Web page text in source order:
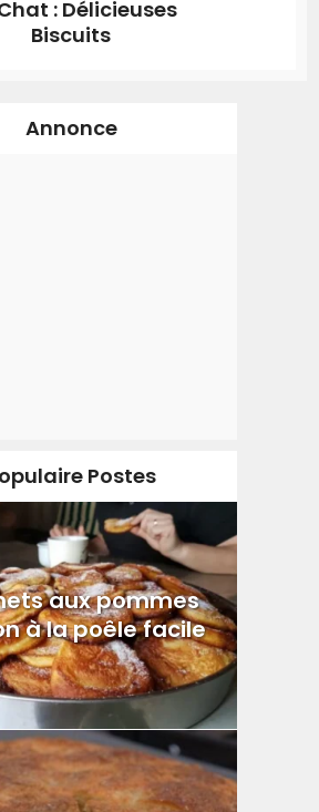
: Délicieuses
Biscuits
Annonce
Postes
aux pommes
à la poêle facile